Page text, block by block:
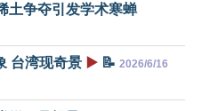
土争夺引发学术寒蝉
台湾现奇景 ▶️ 📝 2026/6/16